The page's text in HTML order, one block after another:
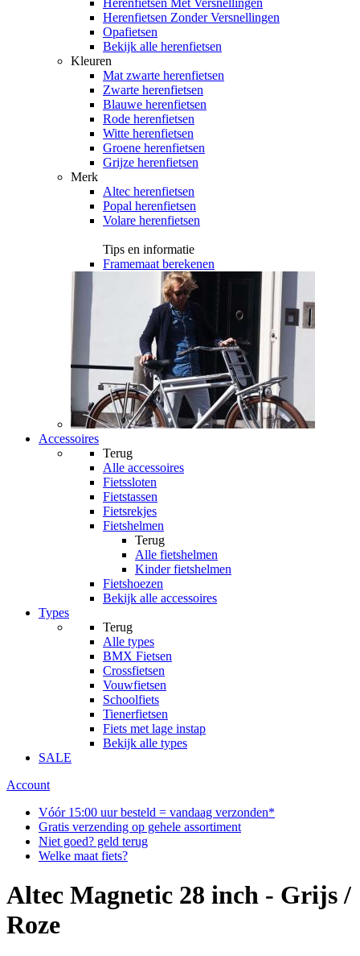
Herenfietsen Met Versnellingen
Herenfietsen Zonder Versnellingen
Opafietsen
Bekijk alle herenfietsen
Kleuren
Mat zwarte herenfietsen
Zwarte herenfietsen
Blauwe herenfietsen
Rode herenfietsen
Witte herenfietsen
Groene herenfietsen
Grijze herenfietsen
Merk
Altec herenfietsen
Popal herenfietsen
Volare herenfietsen
Tips en informatie
Framemaat berekenen
Accessoires
Terug
Alle accessoires
Fietssloten
Fietstassen
Fietsrekjes
Fietshelmen
Terug
Alle fietshelmen
Kinder fietshelmen
Fietshoezen
Bekijk alle accessoires
Types
Terug
Alle types
BMX Fietsen
Crossfietsen
Vouwfietsen
Schoolfiets
Tienerfietsen
Fiets met lage instap
Bekijk alle types
SALE
Account
Vóór 15:00 uur besteld = vandaag verzonden*
Gratis verzending op gehele assortiment
Niet goed? geld terug
Welke maat fiets?
Altec Magnetic 28 inch - Grijs /
Roze